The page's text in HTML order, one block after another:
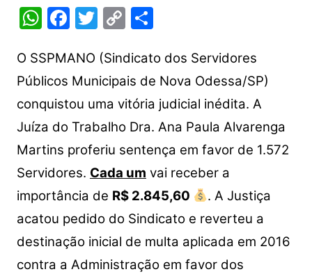
W
at
s
A
p
p
F
c
e
b
o
o
k
T
itt
er
C
p
y
Li
n
k
S
ar
e
O SSPMANO (Sindicato dos Servidores
Públicos Municipais de Nova Odessa/SP)
conquistou uma vitória judicial inédita. A
Juíza do Trabalho Dra. Ana Paula Alvarenga
Martins proferiu sentença em favor de 1.572
Servidores. Cada um vai receber a
importância de R$ 2.845,60 .A Justiça
acatou pedido do Sindicato e reverteu a
destinação inicial de multa aplicada em 2016
contra a Administração em favor dos